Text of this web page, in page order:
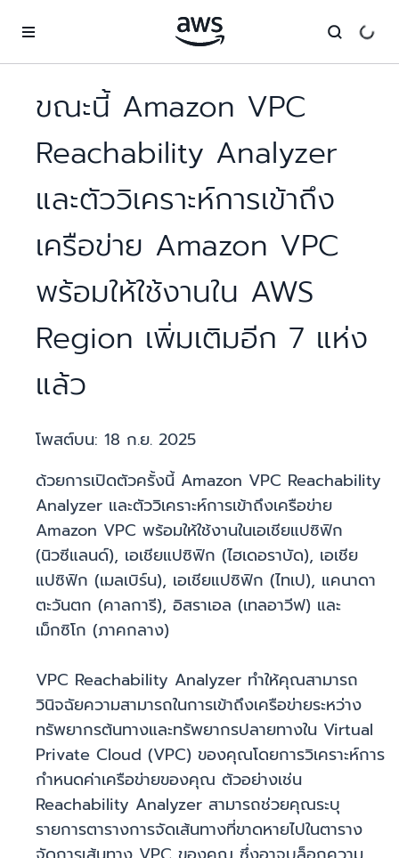
ขณะนี้ Amazon VPC
Reachability Analyzer
และตัววิเคราะห์การเข้าถึง
เครือข่าย Amazon VPC
พร้อมให้ใช้งานใน AWS
Region เพิ่มเติมอีก 7 แห่ง
แล้ว
โพสต์บน: 18 ก.ย. 2025
ด้วยการเปิดตัวครั้งนี้ Amazon VPC Reachability
Analyzer และตัววิเคราะห์การเข้าถึงเครือข่าย
Amazon VPC พร้อมให้ใช้งานในเอเชียแปซิฟิก
(นิวซีแลนด์), เอเชียแปซิฟิก (ไฮเดอราบัด), เอเชีย
แปซิฟิก (เมลเบิร์น), เอเชียแปซิฟิก (ไทเป), แคนาดา
ตะวันตก (คาลการี), อิสราเอล (เทลอาวีฟ) และ
เม็กซิโก (ภาคกลาง)
VPC Reachability Analyzer ทำให้คุณสามารถ
วินิจฉัยความสามารถในการเข้าถึงเครือข่ายระหว่าง
ทรัพยากรต้นทางและทรัพยากรปลายทางใน Virtual
Private Cloud (VPC) ของคุณโดยการวิเคราะห์การ
กำหนดค่าเครือข่ายของคุณ ตัวอย่างเช่น
Reachability Analyzer สามารถช่วยคุณระบุ
รายการตารางการจัดเส้นทางที่ขาดหายไปในตาราง